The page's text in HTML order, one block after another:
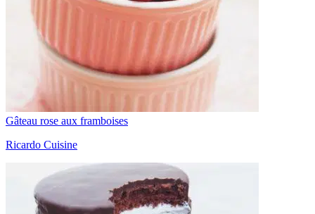
Gâteau rose aux framboises
Ricardo Cuisine